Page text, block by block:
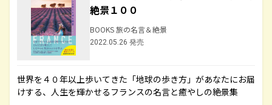
絶景１００
BOOKS 旅の名言＆絶景
2022.05.26 発売
世界を４０年以上歩いてきた「地球の歩き方」があなたにお届
けする、人生を輝かせるフランスの名言と癒やしの絶景集